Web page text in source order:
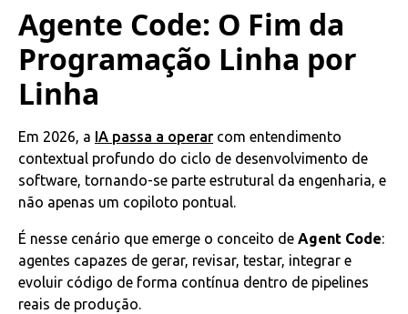
Agente Code: O Fim da
Programação Linha por
Linha
Em 2026, a IA passa a operar com entendimento
contextual profundo do ciclo de desenvolvimento de
software, tornando-se parte estrutural da engenharia, e
não apenas um copiloto pontual.
É nesse cenário que emerge o conceito de Agent Code:
agentes capazes de gerar, revisar, testar, integrar e
evoluir código de forma contínua dentro de pipelines
reais de produção.